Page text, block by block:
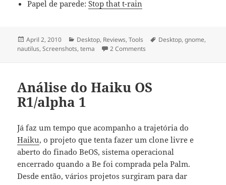
Papel de parede:Stop that t-rain
Posted
on
April 2, 2010 Categories
Desktop, Reviews,Tools Tags
Desktop,gnome,
nautilus,Screenshots,tema 2 Comments
Análise do Haiku OS
R1/alpha 1
Já faz um tempo que acompanho a trajetória do
Haiku, o projeto que tenta fazer um clone livre e
aberto do finado BeOS, sistema operacional
encerrado quando a Be foi comprada pela Palm.
Desde então, vários projetos surgiram para dar